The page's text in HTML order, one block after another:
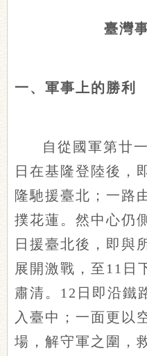
臺灣
一、軍事上的勝利
自從國軍第廿
日在基隆登陸後，
隆馳援臺北；一路
撲花蓮。然中心仍
日援臺北後，即與
展開激戰，至11日
肅清。12日即沿鐵
入臺中；一面更以
場，解守軍之圍，